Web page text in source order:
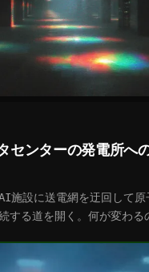
センターの発電所へ
施設に送電網を迂回して原
する道を開く。何が変わる